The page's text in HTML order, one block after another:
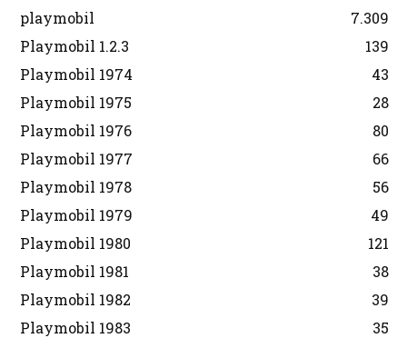
playmobil
7.309
Playmobil 1.2.3
139
Playmobil 1974
43
Playmobil 1975
28
Playmobil 1976
80
Playmobil 1977
66
Playmobil 1978
56
Playmobil 1979
49
Playmobil 1980
121
Playmobil 1981
38
Playmobil 1982
39
Playmobil 1983
35